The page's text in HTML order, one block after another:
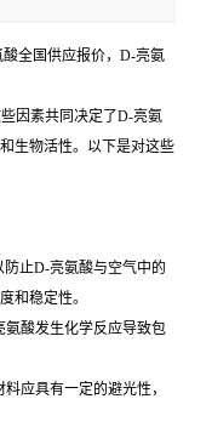
全国供应报价，D-亮氨
因素共同决定了D-亮氨
生物活性。以下是对这些
防止D-亮氨酸与空气中的
和稳定性。
氨酸发生化学反应导致包
应具有一定的避光性，